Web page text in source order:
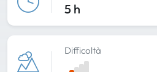
5 h
Difficoltà